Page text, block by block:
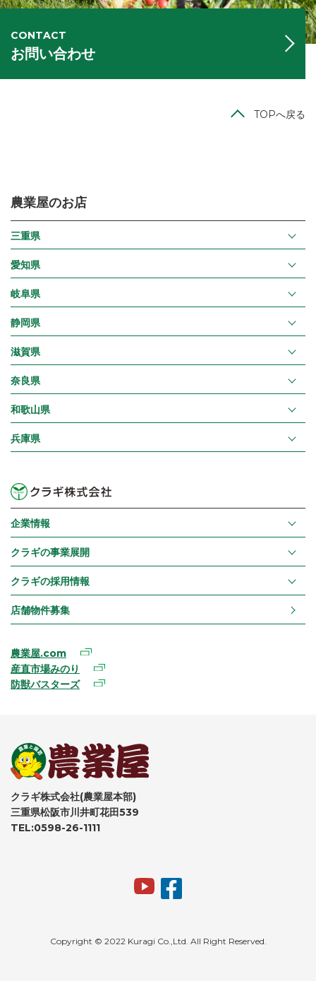
CONTACT
お問い合わせ
TOPへ戻る
農業屋のお店
三重県
愛知県
岐阜県
静岡県
滋賀県
奈良県
和歌山県
兵庫県
企業情報
クラギの事業展開
クラギの採用情報
店舗物件募集
農業屋.com
産直市場みのり
防獣バスターズ
クラギ株式会社(農業屋本部)
三重県松阪市川井町花田539
TEL:0598-26-1111
Copyright © 2022 Kuragi Co.,Ltd. All Right Reserved.